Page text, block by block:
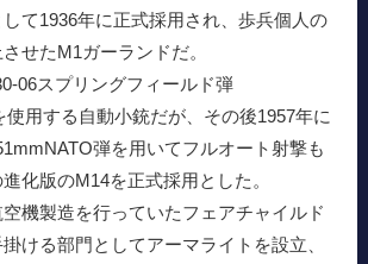
て1936年に正式採用され、歩兵個人の
せたM1ガーランドだ。
06スプリングフィールド弾
使用する自動小銃だが、その後1957年に
弾を用いてフルオート射撃も
化版のM14を正式採用とした。
機製造を行っていたフェアチャイルド
ける部門としてアーマライトを設立、